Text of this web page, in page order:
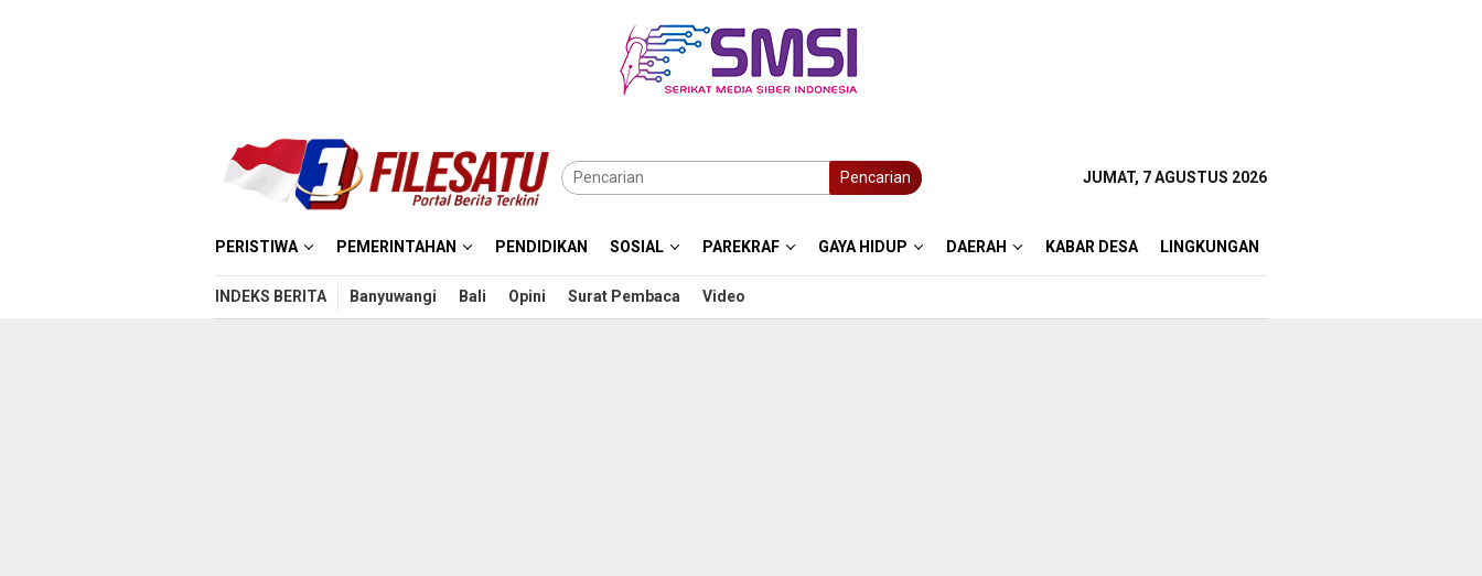
Pencarian JUMAT, 7 AGUSTUS 2026
PERISTIWA PEMERINTAHAN PENDIDIKAN SOSIAL PAREKRAF GAYA HIDUP DAERAH KABAR DESA LINGKUNGAN
INDEKS BERITA Banyuwangi Bali Opini Surat Pembaca Video